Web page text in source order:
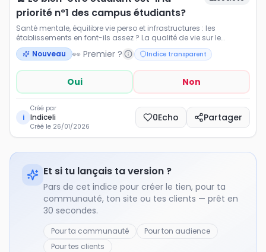
priorité n°1 des campus étudiants?
Santé mentale, équilibre vie perso et infrastructures : les
établissements en font-ils assez ? La qualité de vie sur le
campus est devenue un argument majeur. Mais la réalité suit-
elle les promesses ? Partagez votre ressenti. 🏫❤️
Nouveau 👀 Premier ? Indice transparent
Oui Non
i
Créé par
Indiceli
Créé le 26/01/2026
0Echo Partager
Et si tu lançais ta version ?
Pars de cet indice pour créer le tien, pour ta
communauté, ton site ou tes clients — prêt en
30 secondes.
Pour ta communauté
Pour ton audience
Pour tes clients